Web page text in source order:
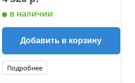
в наличии
Добавить в корзину
Подробнее